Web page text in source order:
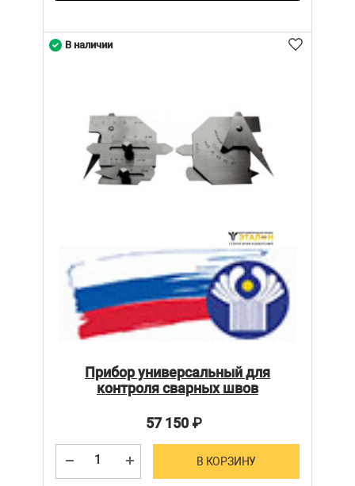
Прибор универсальный для
контроля сварных швов
57 150₽
В КОРЗИНУ
В наличии